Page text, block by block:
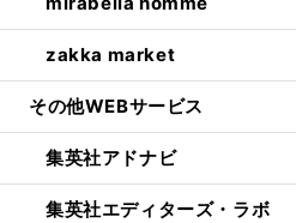
zakka market
その他WEBサービス
集英社アドナビ
集英社エディターズ・ラボ